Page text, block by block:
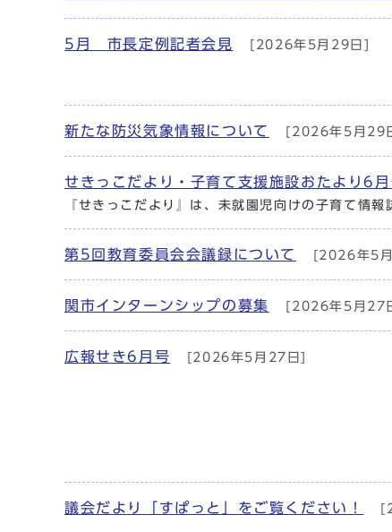
5月 市長定例記者会見 [2026年5月29日]
新たな防災気象情報について [2026年5月29
せきっこだより・子育て支援施設おたより6
『せきっこだより』は、未就園児向けの子育て情報
第5回教育委員会会議録について [2026年5
関市インターンシップの募集 [2026年5月27
広報せき6月号 [2026年5月27日]
議会だより「すぱっと」をご覧ください！